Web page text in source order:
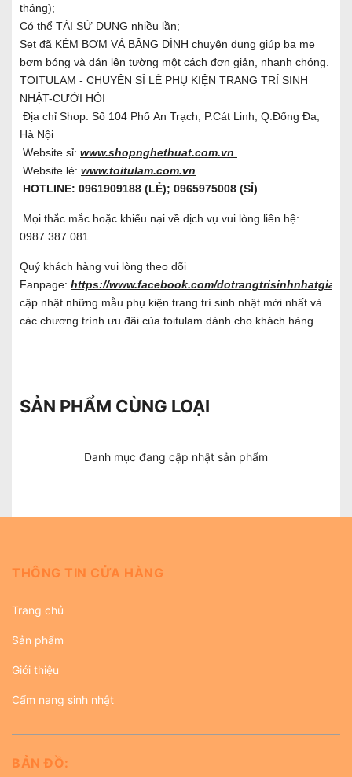
tháng);
Có thể TÁI SỬ DỤNG nhiều lần;
Set đã KÈM BƠM VÀ BĂNG DÍNH chuyên dụng giúp ba mẹ
bơm bóng và dán lên tường một cách đơn giản, nhanh chóng.
TOITULAM - CHUYÊN SỈ LẺ PHỤ KIỆN TRANG TRÍ SINH
NHẬT-CƯỚI HỎI
Địa chỉ Shop: Số 104 Phố An Trạch, P.Cát Linh, Q.Đống Đa,
Hà Nội
Website sỉ: www.shopnghethuat.com.vn
Website lẻ: www.toitulam.com.vn
HOTLINE: 0961909188 (LẺ); 0965975008 (SỈ)
Mọi thắc mắc hoặc khiếu nại về dịch vụ vui lòng liên hệ:
0987.387.081
Quý khách hàng vui lòng theo dõi
Fanpage: https://www.facebook.com/dotrangtrisinhnhatgiare/
cập nhật những mẫu phụ kiện trang trí sinh nhật mới nhất và
các chương trình ưu đãi của toitulam dành cho khách hàng.
SẢN PHẨM CÙNG LOẠI
Danh mục đang cập nhật sản phẩm
THÔNG TIN CỬA HÀNG
Trang chủ
Sản phẩm
Giới thiệu
Cẩm nang sinh nhật
BẢN ĐỒ: